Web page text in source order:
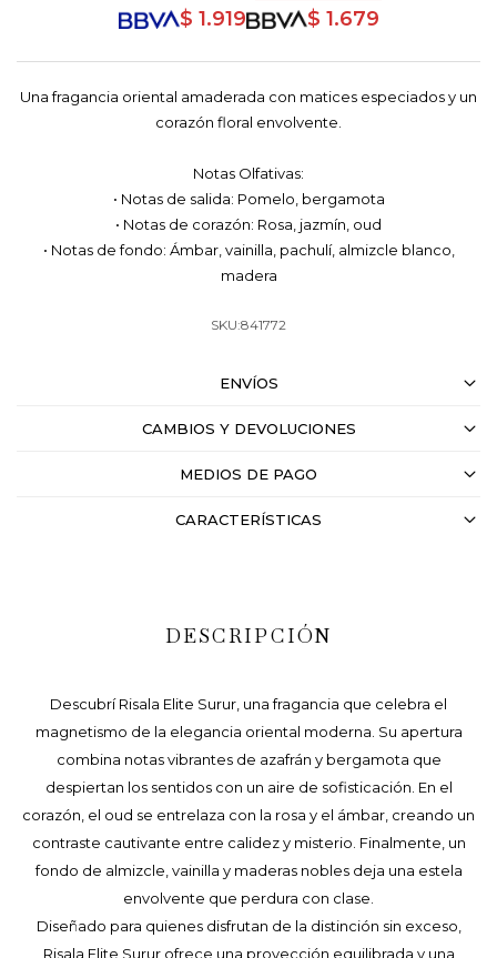
$ 1.679
$ 1.919
Una fragancia oriental amaderada con matices especiados y un
corazón floral envolvente.
Notas Olfativas:
• Notas de salida: Pomelo, bergamota
• Notas de corazón: Rosa, jazmín, oud
• Notas de fondo: Ámbar, vainilla, pachulí, almizcle blanco,
madera
841772
ENVÍOS
CAMBIOS Y DEVOLUCIONES
MEDIOS DE PAGO
CARACTERÍSTICAS
DESCRIPCIÓN
Descubrí Risala Elite Surur, una fragancia que celebra el
magnetismo de la elegancia oriental moderna. Su apertura
combina notas vibrantes de azafrán y bergamota que
despiertan los sentidos con un aire de sofisticación. En el
corazón, el oud se entrelaza con la rosa y el ámbar, creando un
contraste cautivante entre calidez y misterio. Finalmente, un
fondo de almizcle, vainilla y maderas nobles deja una estela
envolvente que perdura con clase.
Diseñado para quienes disfrutan de la distinción sin exceso,
Risala Elite Surur ofrece una proyección equilibrada y una